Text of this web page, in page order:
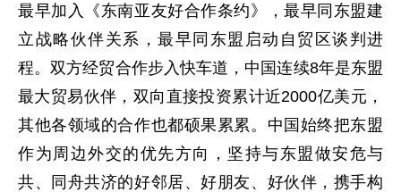
最早加入《东南亚友好合作条约》，最早同东盟建
立战略伙伴关系，最早同东盟启动自贸区谈判进
程。双方经贸合作步入快车道，中国连续8年是东盟
最大贸易伙伴，双向直接投资累计近2000亿美元，
其他各领域的合作也都硕果累累。中国始终把东盟
作为周边外交的优先方向，坚持与东盟做安危与
共、同舟共济的好邻居、好朋友、好伙伴，携手构